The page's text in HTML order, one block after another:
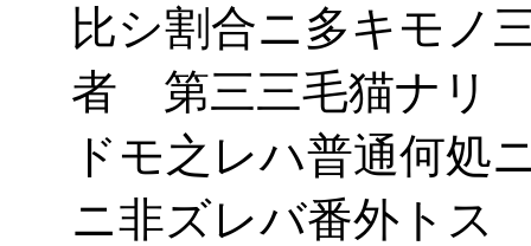
比シ割合ニ多キモ
者 第三三毛猫ナリ
ドモ之レハ普通何処
ニ非ズレバ番外トス